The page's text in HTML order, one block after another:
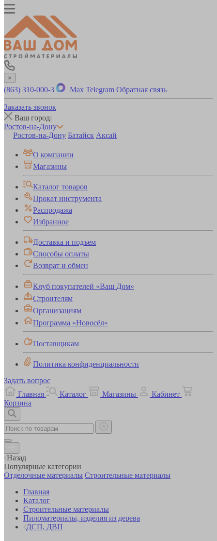
×
(863) 310-000-3 Max Telegram Обратная связь
Заказать звонок
Ваш город:
Ростов-на-Дону
Ростов-на-Дону Батайск Аксай
О компании
Магазины
Каталог товаров
Прокат инструмента
Распродажа
Избранное
Доставка и подъем
Способы оплаты
Возврат и обмен
Клуб покупателей «Ваш Дом»
Строителям
Организациям
Программа «Новосёл»
Поставщикам
Политика конфиденциальности
Задать вопрос
Главная
Каталог Магазины
Кабинет
Корзина
Назад
Популярные категории
Отделочные материалы Строительные материалы
Главная
Каталог
Строительные материалы
Пиломатериалы, изделия из дерева
ДСП, ДВП